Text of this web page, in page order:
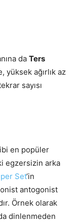
da Ters
yüksek ağırlık az
sayısı
en popüler
egzersizin arka
Set‘in
antogonist
Örnek olarak
dinlenmeden